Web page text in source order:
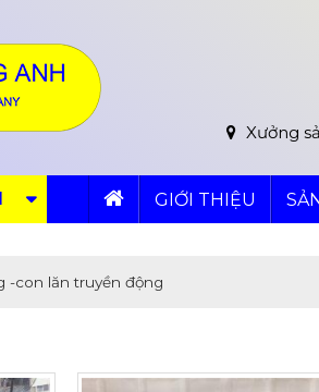
Xưởng
GIỚI THIỆU
-con lăn truyền động